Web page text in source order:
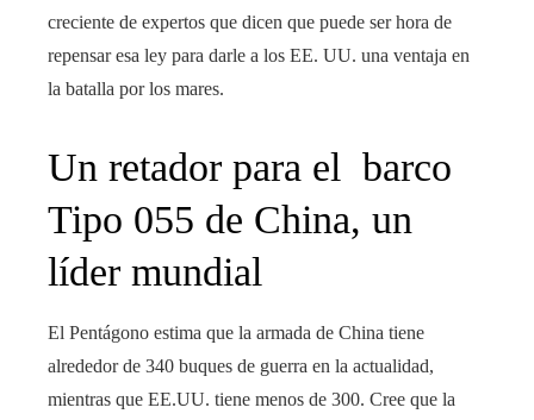
creciente de expertos que dicen que puede ser hora de
repensar esa ley para darle a los EE. UU. una ventaja en
la batalla por los mares.
Un retador para el barco
Tipo 055 de China, un
líder mundial
El Pentágono estima que la armada de China tiene
alrededor de 340 buques de guerra en la actualidad,
mientras que EE.UU. tiene menos de 300. Cree que la